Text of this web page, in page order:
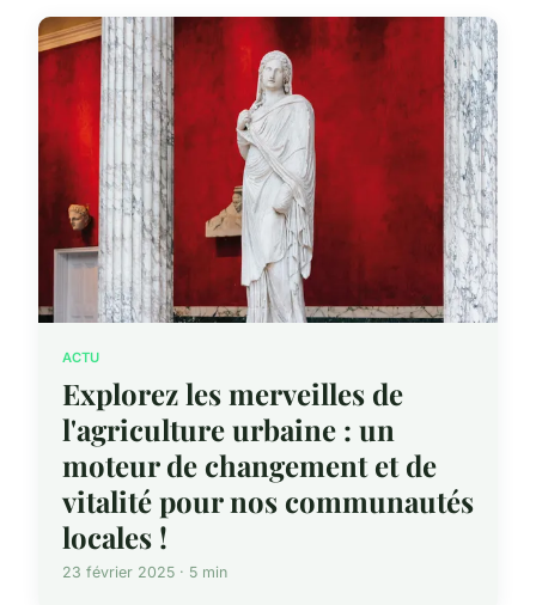
ACTU
Explorez les merveilles de
l'agriculture urbaine : un
moteur de changement et de
vitalité pour nos communautés
locales !
23 février 2025 · 5 min